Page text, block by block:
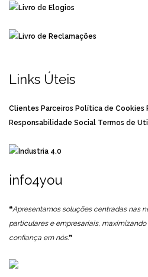
Links Úteis
Clientes Parceiros Política de Cookies
Responsabilidade Social Termos de
info4you
❝Apresentamos soluções centradas nas
particulares e empresariais,
confiança em nós.❞